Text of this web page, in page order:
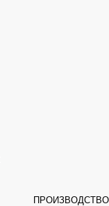
ПРОИЗВОДСТВО